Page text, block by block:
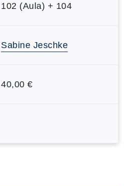
102 (Aula) + 104
Sabine Jeschke
40,00 €